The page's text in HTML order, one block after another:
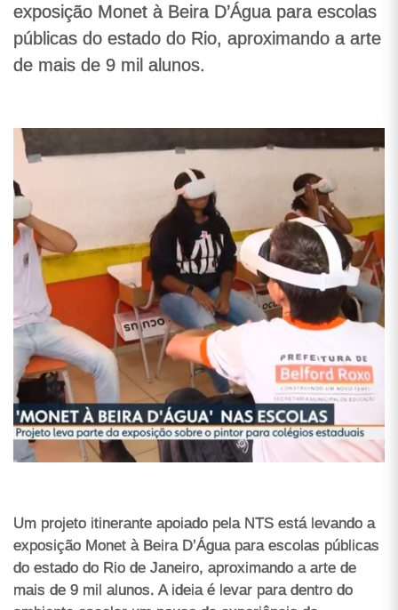
exposição Monet à Beira D’Água para escolas
públicas do estado do Rio, aproximando a arte
de mais de 9 mil alunos.
Um projeto itinerante apoiado pela NTS está levando a
exposição Monet à Beira D’Água para escolas públicas
do estado do Rio de Janeiro, aproximando a arte de
mais de 9 mil alunos. A ideia é levar para dentro do